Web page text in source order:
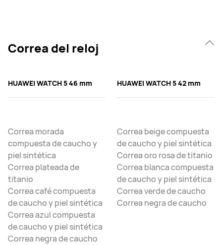
Correa del reloj
HUAWEI WATCH 5 46 mm
Correa morada
compuesta de caucho y
piel sintética
Correa plateada de
titanio
Correa café compuesta
de caucho y piel sintética
Correa azul compuesta
de caucho y piel sintética
Correa negra de caucho
HUAWEI WATCH 5 42 mm
Correa beige compuesta
de caucho y piel sintética
Correa oro rosa de titanio
Correa blanca compuesta
de caucho y piel sintética
Correa verde de caucho
Correa negra de caucho